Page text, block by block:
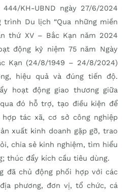
KH-UBND ngày 27/6/2024
trình Du lịch “Qua những miền
thứ XV – Bắc Kạn năm 2024
động kỷ niệm 75 năm Ngày
Kạn (24/8/1949 – 24/8/2024)
hiệu quả và đúng tiến độ.
hoạt động giao thương giữa
đó hỗ trợ, tạo điều kiện để
hợp tác xã, cơ sở công nghiệp
xuất kinh doanh gặp gỡ, trao
chia sẻ kinh nghiệm, tìm hiểu
thúc đẩy kích cầu tiêu dùng.
đã chủ động phối hợp với các
phương, đơn vị, tổ chức, cá